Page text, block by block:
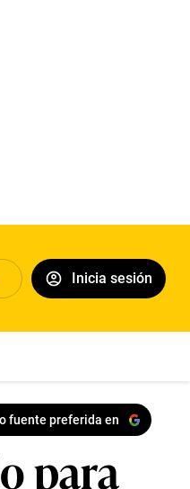
Inicia sesión
Boys
fuente preferida en
para